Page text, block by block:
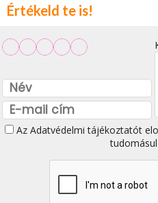
Értékeld te is!
Az Adatvédelmi tájékoztatót